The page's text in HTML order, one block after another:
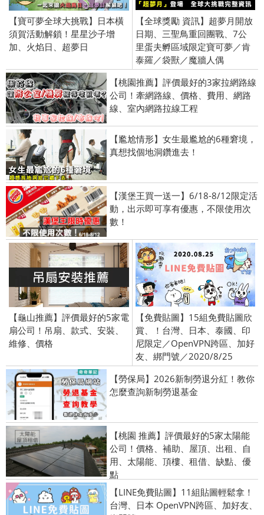
【寶可夢全球大挑戰】日本橫
須賀活動解鎖！星星沙子增
加、火焰日、超夢日
【全球獎勵 資訊】超夢月開放
日期、三聖鳥重回團戰、7公
里蛋夫孵區域限定寶可夢／肯
泰羅／袋獸／魔牆人偶
【桃園推薦】評價最好的3家拉網路線
公司！牽網路線、價格、費用、網路
線、室內網路拉線工程
【尷尬情形】女生最尷尬的6種窘境，
真想找個地洞鑽進去！
【漢堡王買一送一】6/18-8/12限定活
動，出示即可享有優惠，不限使用次
數！
【龜山推薦】評價最好的5家電
扇公司！吊扇、款式、安裝、
維修、價格
【免費貼圖】15組免費貼圖欣
賞、！台灣、日本、泰國、印
尼限定／OpenVPN跨區、加好
友、綁門號／2020/8/25
【勞保局】2026新制勞退分紅！教你
怎麼查詢新制勞退基金
【桃園 推薦】評價最好的5家太陽能
公司！價格、補助、屋頂、出租、自
用、太陽能、頂樓、租借、缺點、優
點
【LINE免費貼圖】11組貼圖輕鬆拿！
台灣、日本 OpenVPN跨區、加好友、